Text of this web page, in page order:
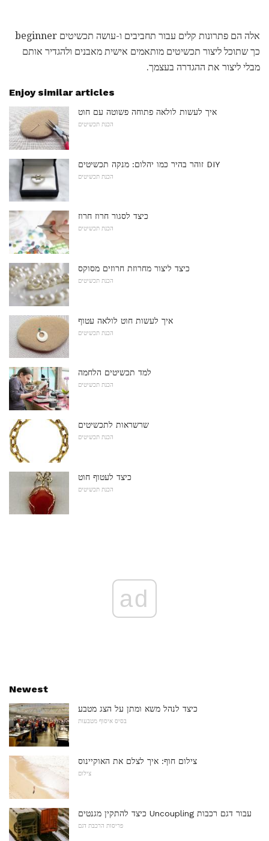
אלה הם פתרונות קלים עבור תחביבים ו-עושה תכשיטים beginner
כך שתוכל ליצור תכשיטים מותאמים אישית מאבנים ולהגדיר אותם
מבלי ליצור את ההגדרה בעצמך.
Enjoy similar articles
איך לעשות לולאה פתוחה פשוטה עם חוט
הכנת תכשיטים
זוהר בהיר כמו יהלום: מנקה תכשיטים DIY
הכנת תכשיטים
כיצד לסגור חרוז חרוז
הכנת תכשיטים
כיצד ליצור מחרוזת חרוזים מסוקס
הכנת תכשיטים
איך לעשות חוט לולאה עטוף
הכנת תכשיטים
למד תכשיטים הלחמה
הכנת תכשיטים
שרשראות לתכשיטים
הכנת תכשיטים
כיצד לעטוף חוט
הכנת תכשיטים
ad
Newest
כיצד לנהל משא ומתן על הצג מטבע
בסיס איסוף מטבעות
צילום חוף: איך לצלם את האוקיינוס
צילום
כיצד להתקין מגנטים Uncoupling עבור דגם רכבות
פריסות הרכבת דגם